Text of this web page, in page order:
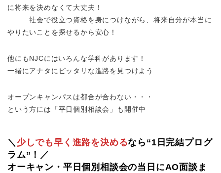
に将来を決めなくて大丈夫！
社会で役立つ資格を身につけながら、将来自分が本当に
やりたいことを探せるから安心！
他にもNJCにはいろんな学科があります！
一緒にアナタにピッタリな進路を見つけよう
オープンキャンパスは都合が合わない・・・
という方には「平日個別相談会」も開催中
＼ 少しでも早く進路を決めるなら“1日完結プログ
ラム”！／
オーキャン・平日個別相談会の当日にAO面談ま